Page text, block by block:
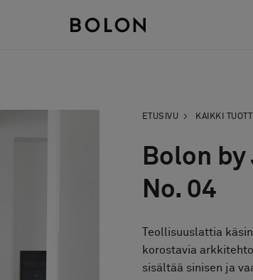
ETUSIVU KAIKKI
Bolon
No. 04
Teollisuuslattia
korostavia
sisältää sinisen ja